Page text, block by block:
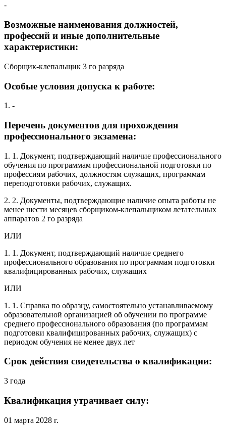
-
Возможные наименования должностей,
профессий и иные дополнительные
характеристики:
Сборщик-клепальщик 3 го разряда
Особые условия допуска к работе:
1. -
Перечень документов для прохождения
профессионального экзамена:
1. 1. Документ, подтверждающий наличие профессионального
обучения по программам профессиональной подготовки по
профессиям рабочих, должностям служащих, программам
переподготовки рабочих, служащих.
2. 2. Документы, подтверждающие наличие опыта работы не
менее шести месяцев сборщиком-клепальщиком летательных
аппаратов 2 го разряда
ИЛИ
1. 1. Документ, подтверждающий наличие среднего
профессионального образования по программам подготовки
квалифицированных рабочих, служащих
ИЛИ
1. 1. Справка по образцу, самостоятельно устанавливаемому
образовательной организацией об обучении по программе
среднего профессионального образования (по программам
подготовки квалифицированных рабочих, служащих) с
периодом обучения не менее двух лет
Срок действия свидетельства о квалификации:
3 года
Квалификация утрачивает силу:
01 марта 2028 г.